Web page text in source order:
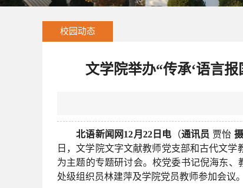
校园动态
文学院举办“传承‘语言
北语新闻网12月22日电 （通讯员 贾怡
日，文学院文字文献教师党支部和古代文学
为主题的专题研讨会。校党委书记倪海东
处级组织员林建萍及学院党员教师参加会议